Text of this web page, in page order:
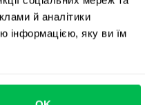
й аналітики
інформацією, яку ви їм